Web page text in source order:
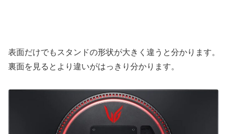
表面だけでもスタンドの形状が大きく違うと分かります。
裏面を見るとより違いがはっきり分かります。